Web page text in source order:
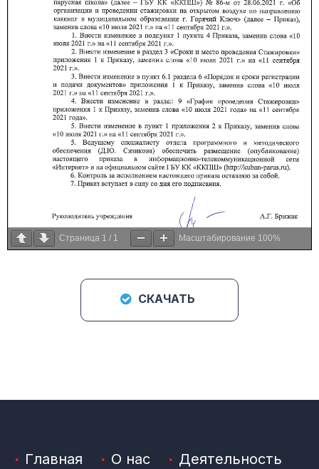
Страница 1 / 1 Масштабирование 100%
СКАЧАТЬ
Главная О нас Деятельность